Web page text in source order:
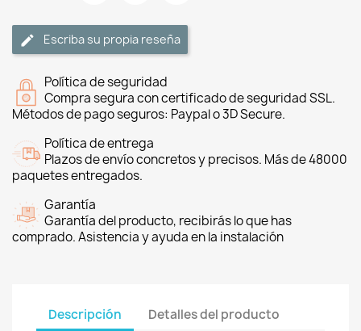
Escriba su propia reseña
Política de seguridad
Compra segura con certificado de seguridad SSL.
Métodos de pago seguros: Paypal o 3D Secure.
Política de entrega
Plazos de envío concretos y precisos. Más de 48000
paquetes entregados.
Garantía
Garantía del producto, recibirás lo que has
comprado. Asistencia y ayuda en la instalación
Descripción Detalles del producto